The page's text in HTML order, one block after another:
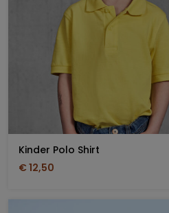
Kinder Polo Shirt
€ 12,50